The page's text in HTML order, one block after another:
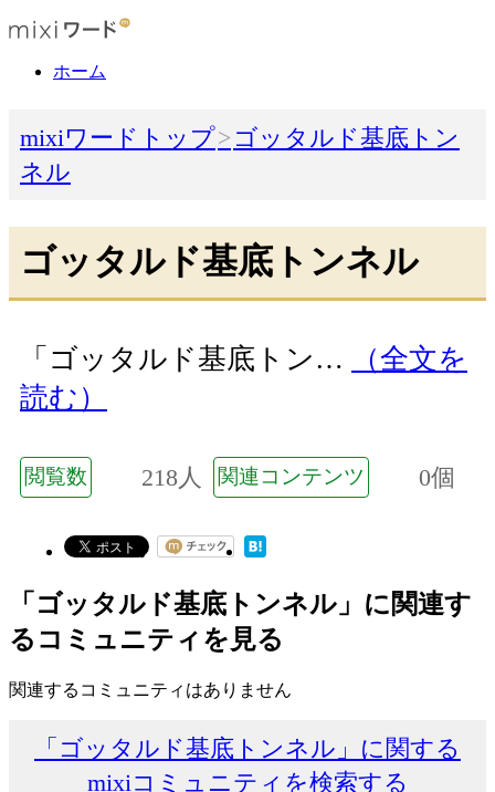
ホーム
mixiワードトップ
ゴッタルド基底トン
ネル
ゴッタルド基底トンネル
「ゴッタルド基底トン…
（全文を
読む）
閲覧数 218人 関連コンテンツ 0個
「ゴッタルド基底トンネル」に関連す
るコミュニティを見る
関連するコミュニティはありません
「ゴッタルド基底トンネル」に関する
mixiコミュニティを検索する